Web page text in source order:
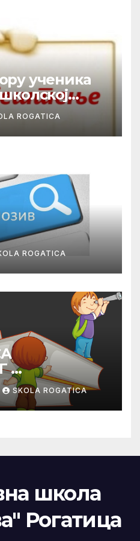
ученика
ROGATICA
ROGATICA
ИЗ
SKOLA ROGATICA
школа
Рогатица